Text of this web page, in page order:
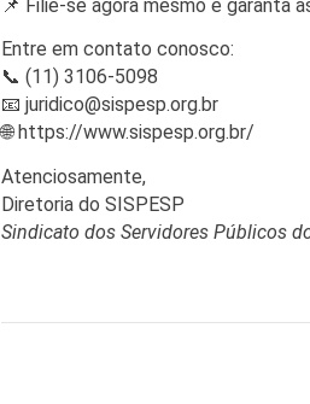
📌 Filie-se agora mesmo e garanta
Entre em contato conosco:
📞 (11) 3106-5098
📧 juridico@sispesp.org.br
🌐 https://www.sispesp.org.br/
Atenciosamente,
Diretoria do SISPESP
Sindicato dos Servidores Públicos